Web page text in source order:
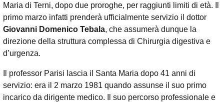
Maria di Terni, dopo due proroghe, per raggiunti limiti di età. Il
primo marzo infatti prenderà ufficialmente servizio il dottor
Giovanni Domenico Tebala, che assumerà dunque la
direzione della struttura complessa di Chirurgia digestiva e
d’urgenza.
Il professor Parisi lascia il Santa Maria dopo 41 anni di
servizio: era il 2 marzo 1981 quando assunse il suo primo
incarico da dirigente medico. Il suo percorso professionale e